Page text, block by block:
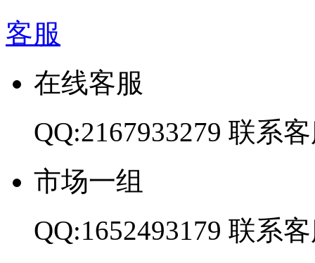
客服
在线客服
QQ:2167933279 联系
市场一组
QQ:1652493179 联系